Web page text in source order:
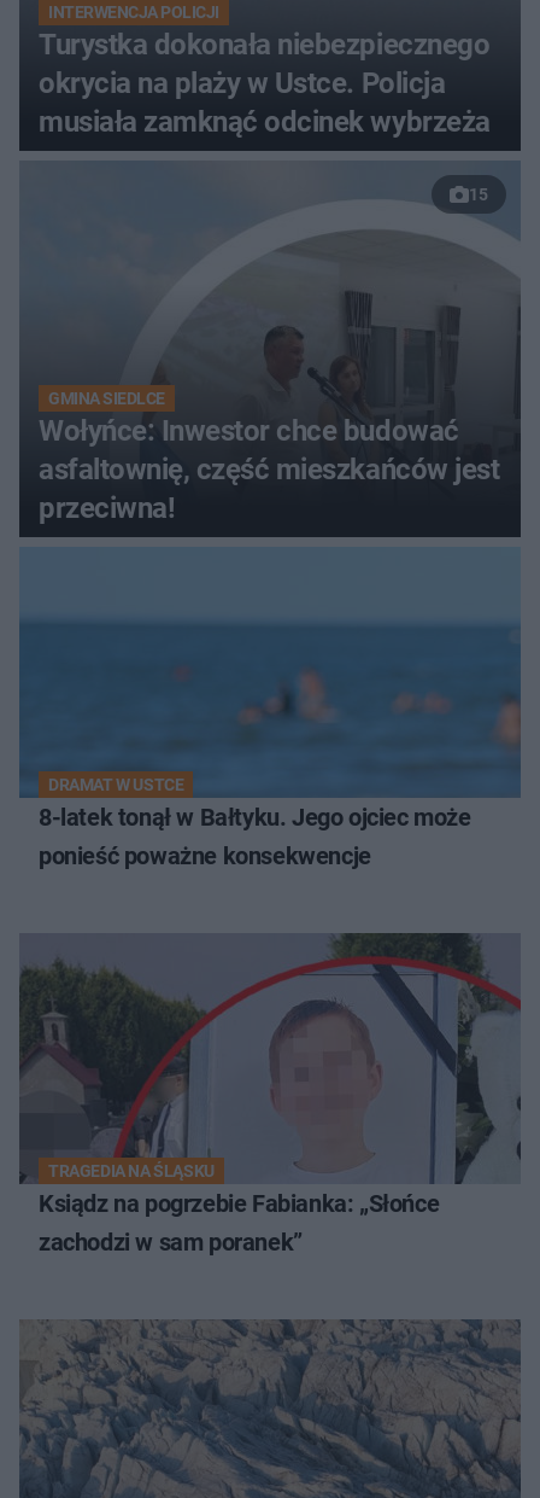
INTERWENCJA POLICJI
Turystka dokonała niebezpiecznego
okrycia na plaży w Ustce. Policja
musiała zamknąć odcinek wybrzeża
15
GMINA SIEDLCE
Wołyńce: Inwestor chce budować
asfaltownię, część mieszkańców jest
przeciwna!
DRAMAT W USTCE
8-latek tonął w Bałtyku. Jego ojciec może
ponieść poważne konsekwencje
TRAGEDIA NA ŚLĄSKU
Ksiądz na pogrzebie Fabianka: „Słońce
zachodzi w sam poranek”